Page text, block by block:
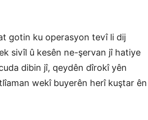
gotin ku operasyon tevî li dij
sivîl û kesên ne-şervan jî hatiye
dibin jî, qeydên dîrokî yên
wekî buyerên herî kuştar ên